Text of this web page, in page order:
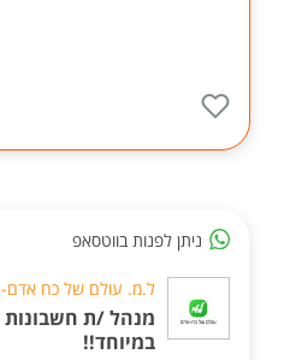
ניתן לפנות בווטסאפ
ל.מ. עולם של כח אדם-
מנהל /ת חשבונות
במיוחד!!